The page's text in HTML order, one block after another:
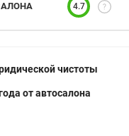
4.7
чистоты
от автосалона